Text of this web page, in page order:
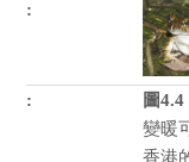
圖4.4
變暖
香港